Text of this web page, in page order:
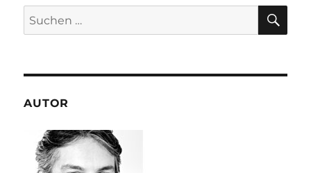
Suchen
nach:
AUTOR